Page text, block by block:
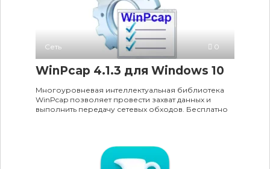
Сеть 0
WinPcap 4.1.3 для Windows 10
Многоуровневая интеллектуальная библиотека
WinPcap позволяет провести захват данных и
выполнить передачу сетевых обходов. Бесплатно